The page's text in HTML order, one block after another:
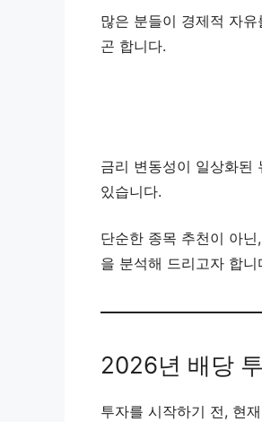
많은 분들이 경제적 자유
곤 합니다.
금리 변동성이 일상화된
있습니다.
단순한 종목 추천이 아
을 분석해 드리고자 합니
2026년 배당
투자를 시작하기 전, 현